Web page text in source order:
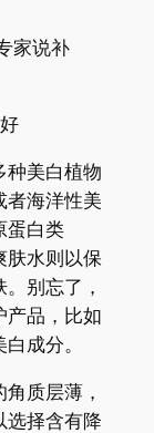
家说补
美白植物
者海洋性美
蛋白类
肤水则以保
别忘了，
产品，比如
成分。
质层薄，
选择含有降